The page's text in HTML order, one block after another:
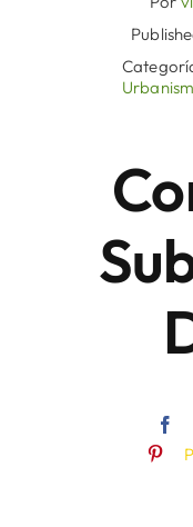
Sede Electrónica